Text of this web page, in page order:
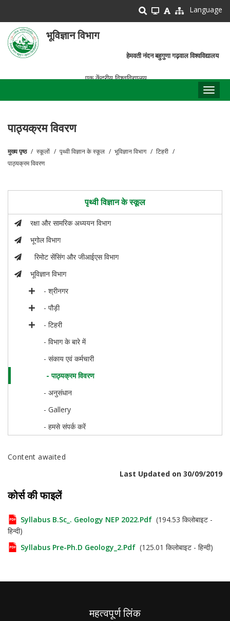
main
content
Language
भूविज्ञान विभाग
हेमवती नंदन बहुगुणा गढ़वाल विश्वविद्यालय
एक केंद्रीय विश्वविद्यालय
पाठ्यक्रम विवरण
पग
मुख्य पृष्ठ स्कूलों पृथ्वी विज्ञान के स्कूल भूविज्ञान विभाग
टिहरी
पाठ्यक्रम विवरण
पृथ्वी विज्ञान के स्कूल
रक्षा और सामरिक अध्ययन विभाग
भूगोल विभाग
रिमोट सेंसिंग और जीआईएस विभाग
भूविज्ञान विभाग
- श्रीनगर
- पौड़ी
- टिहरी
- विभाग के बारे में
- संकाय एवं कर्मचारी
- पाठ्यक्रम विवरण
- अनुसंधान
- Gallery
- हमसे संपर्क करें
Content awaited
Last Updated on 30/09/2019
कोर्स की फाइलें
Syllabus B.Sc_. Geology NEP 2022.pdf (194.53 किलोबाइट -
हिन्दी)
Syllabus Pre-Ph.D Geology_2.pdf (125.01 किलोबाइट - हिन्दी)
महत्वपूर्ण लिंक